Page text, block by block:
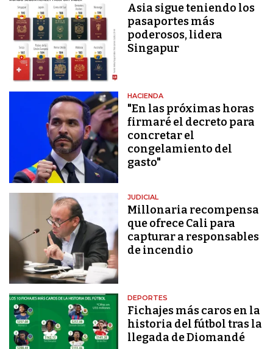
Asia sigue teniendo los
pasaportes más
poderosos, lidera
Singapur
HACIENDA
"En las próximas horas
firmaré el decreto para
concretar el
congelamiento del
gasto"
JUDICIAL
Millonaria recompensa
que ofrece Cali para
capturar a responsables
de incendio
DEPORTES
Fichajes más caros en la
historia del fútbol tras la
llegada de Diomandé